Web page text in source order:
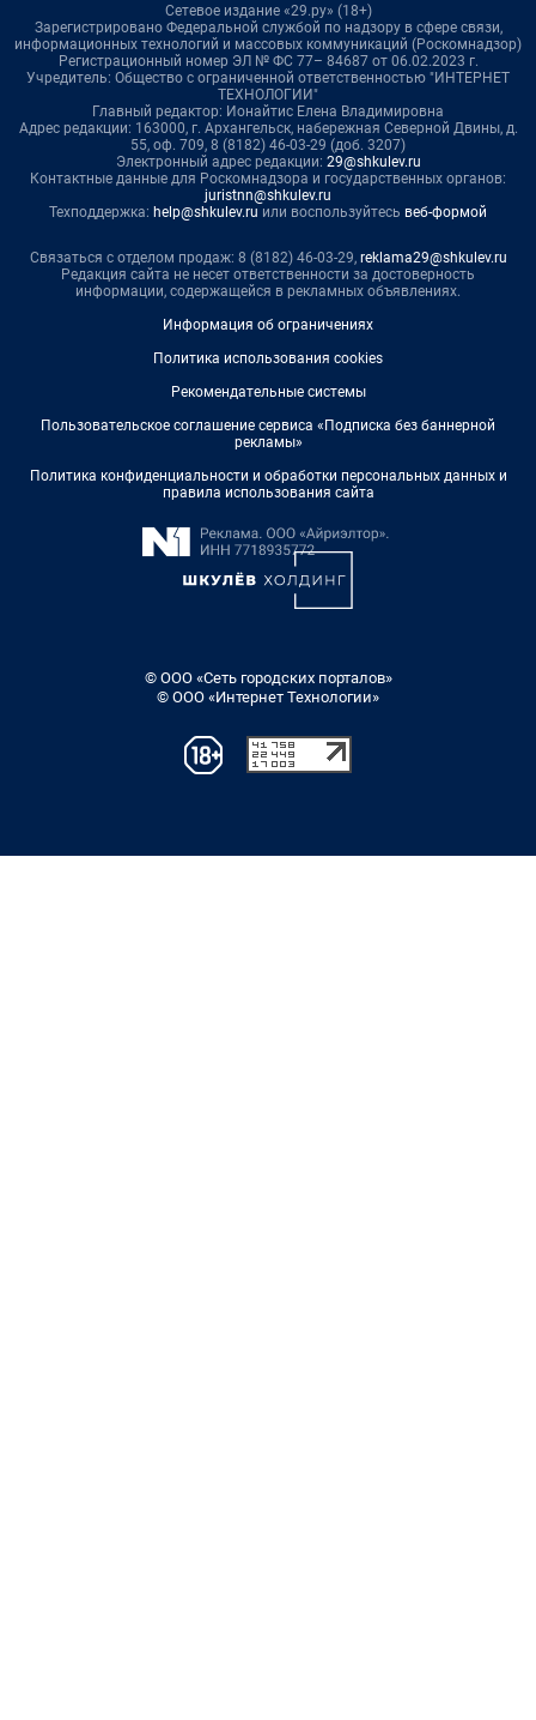
Сетевое издание «29.ру» (18+)
Зарегистрировано Федеральной службой по надзору в сфере связи,
информационных технологий и массовых коммуникаций (Роскомнадзор)
Регистрационный номер ЭЛ № ФС 77– 84687 от 06.02.2023 г.
Учредитель: Общество с ограниченной ответственностью "ИНТЕРНЕТ
ТЕХНОЛОГИИ"
Главный редактор: Ионайтис Елена Владимировна
Адрес редакции: 163000, г. Архангельск, набережная Северной Двины, д.
55, оф. 709, 8 (8182) 46-03-29 (доб. 3207)
Электронный адрес редакции: 29@shkulev.ru
Контактные данные для Роскомнадзора и государственных органов:
juristnn@shkulev.ru
Техподдержка: help@shkulev.ru или воспользуйтесь веб-формой
Связаться с отделом продаж: 8 (8182) 46-03-29, reklama29@shkulev.ru
Редакция сайта не несет ответственности за достоверность
информации, содержащейся в рекламных объявлениях.
Информация об ограничениях
Политика использования cookies
Рекомендательные системы
Пользовательское соглашение сервиса «Подписка без баннерной
рекламы»
Политика конфиденциальности и обработки персональных данных и
правила использования сайта
© ООО «Сеть городских порталов»
© ООО «Интернет Технологии»